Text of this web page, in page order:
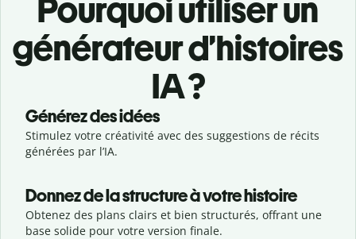
Pourquoi utiliser un
générateur d’histoires
IA ?
Générez des idées
Stimulez votre créativité avec des suggestions de récits
générées par l’IA.
Donnez de la structure à votre histoire
Obtenez des plans clairs et bien structurés, offrant une
base solide pour votre version finale.